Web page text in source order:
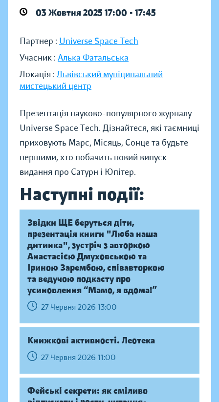
03 Жовтня 2025 17:00 - 17:45
Партнер : Universe Space Tech
Учасник : Алька Фатальська
Локація : Львівський муніципальний
мистецький центр
Презентація науково-популярного журналу
Universe Space Tech. Дізнайтеся, які таємниці
приховують Марс, Місяць, Сонце та будьте
першими, хто побачить новий випуск
видання про Сатурн і Юпітер.
Наступні події:
Звідки ЩЕ беруться діти,
презентація книги "Люба наша
дитинка", зустріч з авторкою
Анастасією Дмуховською та
Іриною Зарембою, співавторкою
та ведучою подкасту про
усиновлення “Мамо, я вдома!”
27 Червня 2026 13:00
Книжкові активності. Леотека
27 Червня 2026 11:00
Фейські секрети: як сміливо